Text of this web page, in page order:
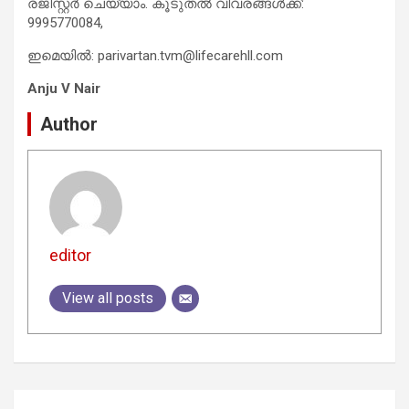
9995770084,
ഇമെയിൽ: parivartan.tvm@lifecarehll.com
Anju V Nair
Author
editor
View all posts